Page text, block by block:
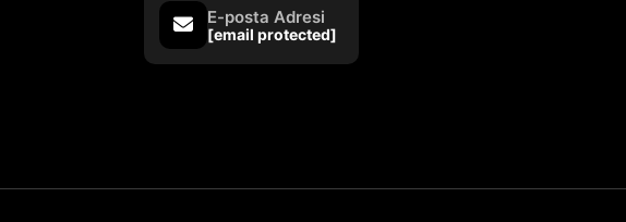
E-posta Adresi
[email protected]